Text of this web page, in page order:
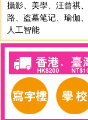
攝影
美學 汪曾祺
路
盗墓笔记 瑜伽
人工智能